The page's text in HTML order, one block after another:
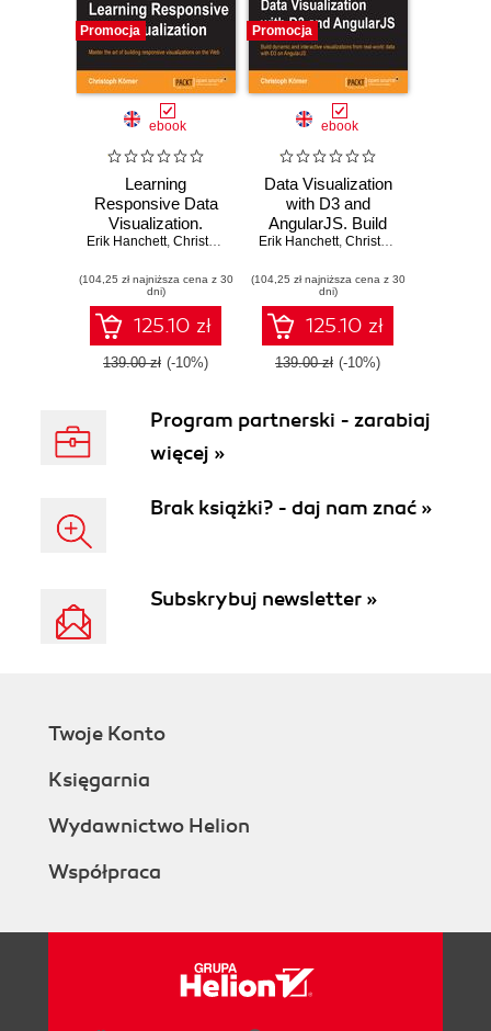
Promocja
ebook
Learning
Responsive Data
Visualization.
Create stunning
that look awesome
on every device
and screen
resolutions
Erik Hanchett, Christoph Körner
(104,25 zł najniższa cena z 30
dni)
125.10 zł
139.00 zł (-10%)
Promocja
ebook
Data Visualization
with D3 and
AngularJS. Build
dynamic and
visualizations from
real-world data with
D3 on AngularJS
Erik Hanchett, Christoph Körner
(104,25 zł najniższa cena z 30
dni)
125.10 zł
139.00 zł (-10%)
Program partnerski - zarabiaj
więcej »
Brak książki? - daj nam znać »
Subskrybuj newsletter »
Twoje Konto
Księgarnia
Wydawnictwo Helion
Współpraca